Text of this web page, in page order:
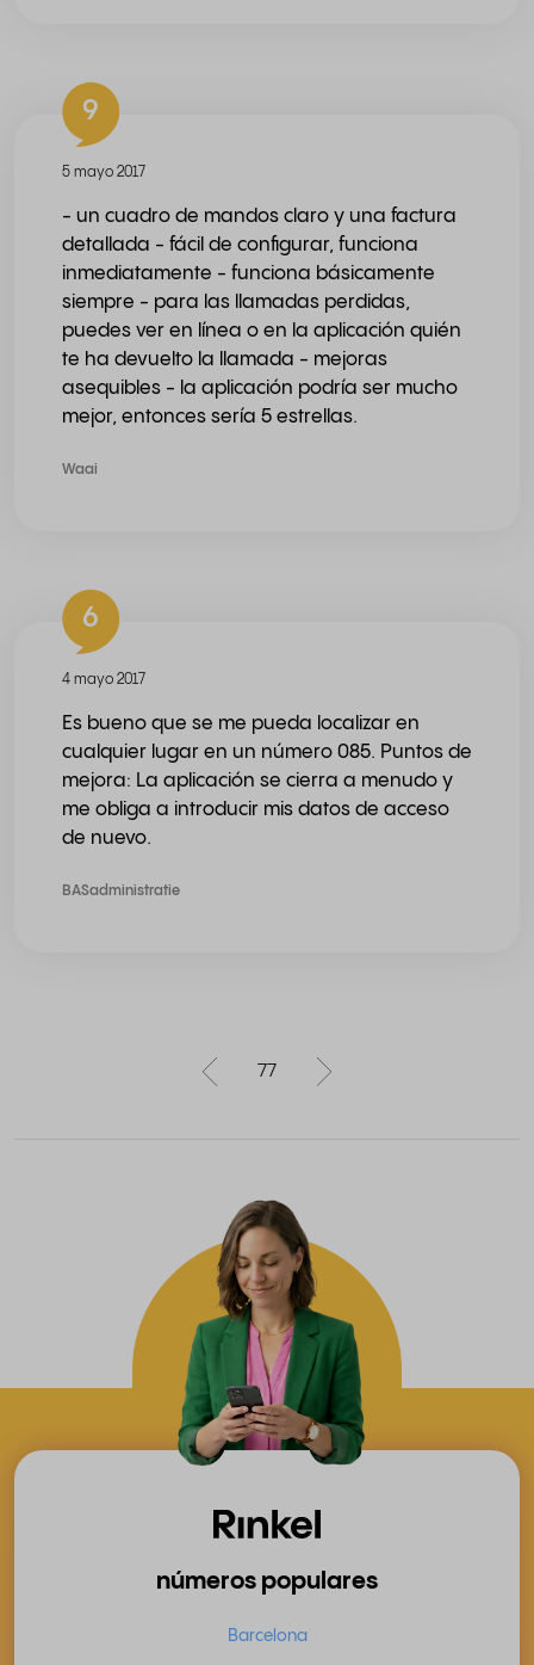
9
5 mayo 2017
- un cuadro de mandos claro y una factura
detallada - fácil de configurar, funciona
inmediatamente - funciona básicamente
siempre - para las llamadas perdidas,
puedes ver en línea o en la aplicación quién
te ha devuelto la llamada - mejoras
asequibles - la aplicación podría ser mucho
mejor, entonces sería 5 estrellas.
Waai
6
4 mayo 2017
Es bueno que se me pueda localizar en
cualquier lugar en un número 085. Puntos de
mejora: La aplicación se cierra a menudo y
me obliga a introducir mis datos de acceso
de nuevo.
BASadministratie
77
números populares
Barcelona